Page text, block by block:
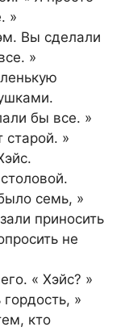
»
Вы сделали
»
бы все. »
старой. »
семь, »
приносить
не
« Хэйс? »
»
кто